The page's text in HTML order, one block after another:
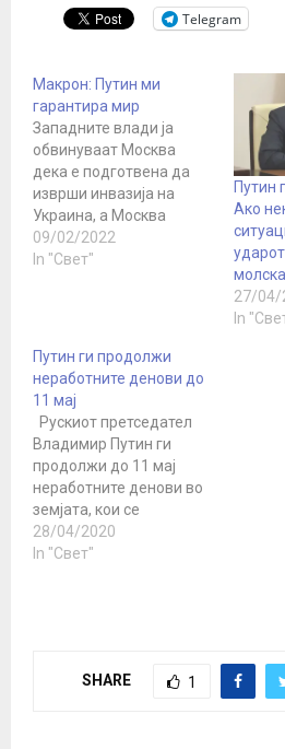
Telegram
Макрон: Путин ми
гарантира мир
Западните влади ја
обвинуваат Москва
дека е подготвена да
изврши инвазија на
Украина, а Москва
тврди дека САД и НАТО
ја дестабилизираат
влади се обидуваат да
ги намалат тензиите во
Источна Европа преку
дипломатски напори.
Германскиот канцелар
Олаф Шолц…
09/02/2022
In "Свет"
Путин
Ако
27/04/
In
Путин ги продолжи
неработните денови до
11 мај
Рускиот претседател
Владимир Путин ги
продолжи до 11 мај
неработните денови во
земјата, кои се
воведени за да се
спречи ширењето на
дека Русија сè уште не
28/04/2020
In "Свет"
SHARE 1